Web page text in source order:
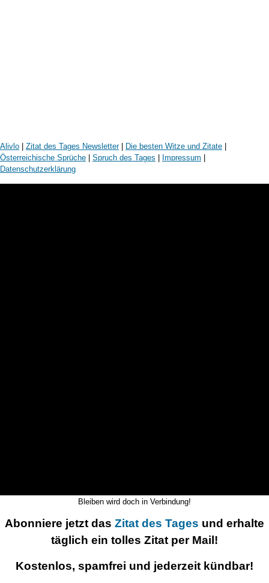
Alivlo Zitat des Tages Newsletter| Die besten Witze und Zitate
Österreichische Sprüche
Spruch des Tages Impressum
Datenschutzerklärung
Bleiben wird doch in Verbindung!
Abonniere jetzt das Zitat des Tages und erhalte
täglich ein tolles Zitat per Mail!
Kostenlos, spamfrei und jederzeit kündbar!